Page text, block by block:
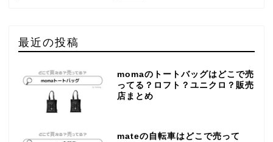
最近の投稿
momaのトートバッグはどこで売
ってる？ロフト？ユニクロ？販売
店まとめ
mateの自転車はどこで売って